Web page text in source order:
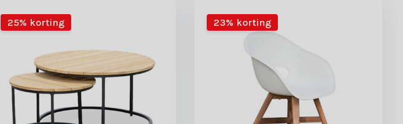
25% korting 23% korting